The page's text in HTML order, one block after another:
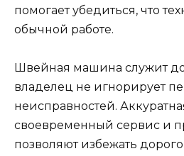
помогает убедиться, что
обычной работе.
Швейная машина служит
владелец не игнорирует
неисправностей.
своевременный сервис и
позволяют избежать